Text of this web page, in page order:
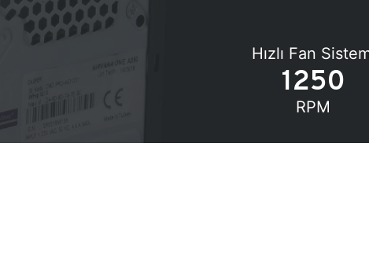
Hızlı Fan
1250
RPM